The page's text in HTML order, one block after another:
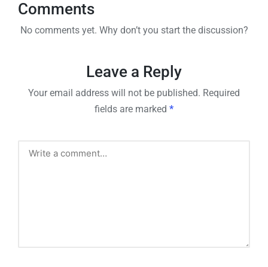
Comments
No comments yet. Why don’t you start the discussion?
Leave a Reply
Your email address will not be published. Required
fields are marked *